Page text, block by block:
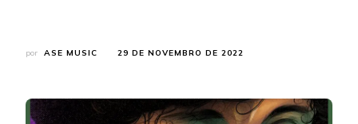
por ASE MUSIC 29 DE NOVEMBRO DE 2022